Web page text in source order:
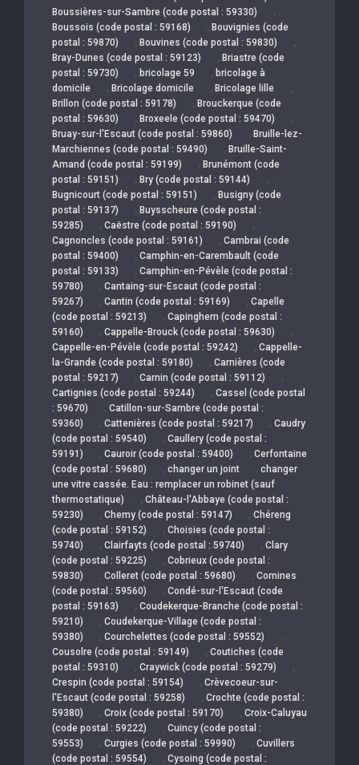
Boussières-sur-Sambre (code postal : 59330) ,
Boussois (code postal : 59168) , Bouvignies (code
postal : 59870)
, Bouvines (code postal : 59830) ,
Bray-Dunes (code postal : 59123) , Briastre (code
postal : 59730)
, bricolage 59 , bricolage à
domicile
, Bricolage domicile , Bricolage lille ,
Brillon (code postal : 59178) , Brouckerque (code
postal : 59630)
, Broxeele (code postal : 59470) ,
Bruay-sur-l'Escaut (code postal : 59860) , Bruille-lez-
Marchiennes (code postal : 59490)
, Bruille-Saint-
Amand (code postal : 59199)
, Brunémont (code
postal : 59151)
, Bry (code postal : 59144) ,
Bugnicourt (code postal : 59151) , Busigny (code
postal : 59137)
, Buysscheure (code postal :
59285)
, Caëstre (code postal : 59190) ,
Cagnoncles (code postal : 59161) , Cambrai (code
postal : 59400)
, Camphin-en-Carembault (code
postal : 59133)
, Camphin-en-Pévèle (code postal :
59780)
, Cantaing-sur-Escaut (code postal :
59267)
, Cantin (code postal : 59169) , Capelle
(code postal : 59213)
, Capinghem (code postal :
59160)
, Cappelle-Brouck (code postal : 59630) ,
Cappelle-en-Pévèle (code postal : 59242) , Cappelle-
la-Grande (code postal : 59180)
, Carnières (code
postal : 59217)
, Carnin (code postal : 59112) ,
Cartignies (code postal : 59244) , Cassel (code postal
: 59670)
, Catillon-sur-Sambre (code postal :
59360)
, Cattenières (code postal : 59217) , Caudry
(code postal : 59540)
, Caullery (code postal :
59191)
, Cauroir (code postal : 59400) , Cerfontaine
(code postal : 59680)
, changer un joint , changer
une vitre cassée. Eau : remplacer un robinet (sauf
thermostatique)
, Château-l'Abbaye (code postal :
59230)
, Chemy (code postal : 59147) , Chéreng
(code postal : 59152)
, Choisies (code postal :
59740)
, Clairfayts (code postal : 59740) , Clary
(code postal : 59225)
, Cobrieux (code postal :
59830)
, Colleret (code postal : 59680) , Comines
(code postal : 59560)
, Condé-sur-l'Escaut (code
postal : 59163)
, Coudekerque-Branche (code postal :
59210)
, Coudekerque-Village (code postal :
59380)
, Courchelettes (code postal : 59552) ,
Cousolre (code postal : 59149) , Coutiches (code
postal : 59310)
, Craywick (code postal : 59279) ,
Crespin (code postal : 59154) , Crèvecoeur-sur-
l'Escaut (code postal : 59258)
, Crochte (code postal :
59380)
, Croix (code postal : 59170) , Croix-Caluyau
(code postal : 59222)
, Cuincy (code postal :
59553)
, Curgies (code postal : 59990) , Cuvillers
(code postal : 59554)
, Cysoing (code postal :